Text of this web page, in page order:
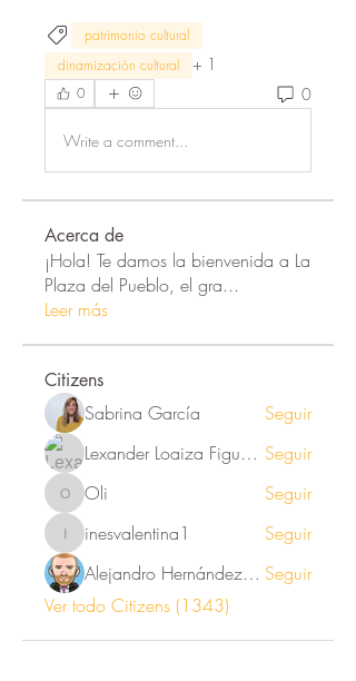
patrimonio cultural
dinamización cultural
+ 1
0 0
Write a comment...
Acerca de
¡Hola! Te damos la bienvenida a La
Plaza del Pueblo, el gra...
Leer más
Citizens
Sabrina García
Seguir
Lexander Loaiza Figueroa Seguir
Oli Oli Seguir
inesvalentina1
inesvalentina1
Seguir
Alejandro Hernández Renner Seguir
Ver todo Citizens (1343)